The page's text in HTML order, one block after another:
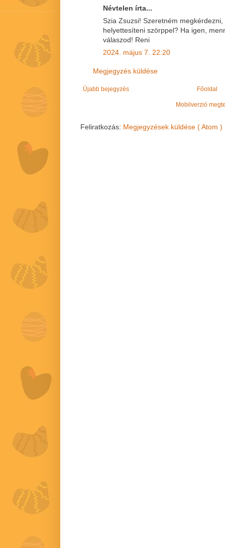
Névtelen írta...
Szia Zsuzsi! Szeretném
helyettesíteni szörppel? Ha igen,
válaszod! Reni
2024. május 7. 22:20
Megjegyzés küldése
Újabb bejegyzés Főoldal
Mobilverzió
Feliratkozás: Megjegyzések küldése ( Atom )